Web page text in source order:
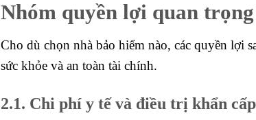
Nhóm quyền lợi quan
Cho dù chọn nhà bảo hiểm nào, các quyền lợi
sức khỏe và an toàn tài chính.
2.1. Chi phí y tế và điều trị khẩn cấp